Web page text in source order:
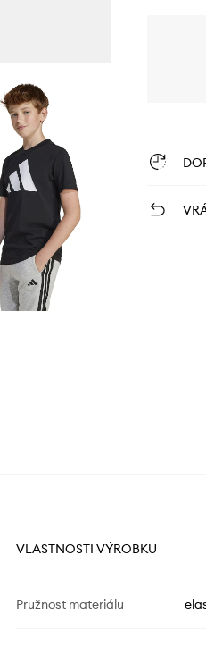
VLASTNOSTI VÝROBKU
Pružnost materiálu